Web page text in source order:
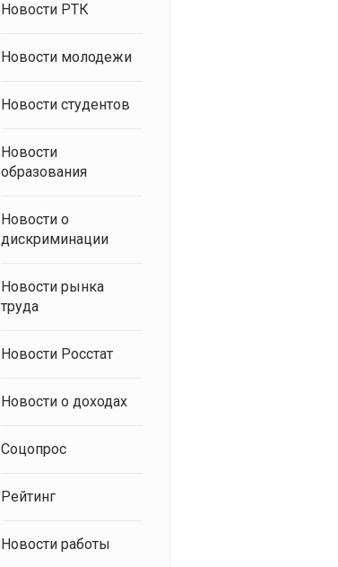
Новости РТК
Новости молодежи
Новости студентов
Новости
образования
Новости о
дискриминации
Новости рынка
труда
Новости Росстат
Новости о доходах
Соцопрос
Рейтинг
Новости работы